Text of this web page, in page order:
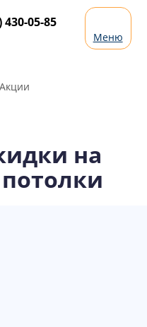
430-05-85
Меню
Акции
на